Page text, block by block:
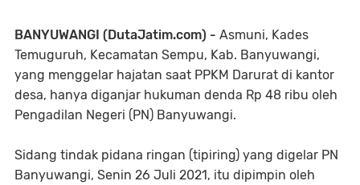
BANYUWANGI (DutaJatim.com) - Asmuni, Kades
Temuguruh, Kecamatan Sempu, Kab. Banyuwangi,
yang menggelar hajatan saat PPKM Darurat di kantor
desa, hanya diganjar hukuman denda Rp 48 ribu oleh
Pengadilan Negeri (PN) Banyuwangi.
Sidang tindak pidana ringan (tipiring) yang digelar PN
Banyuwangi, Senin 26 Juli 2021, itu dipimpin oleh